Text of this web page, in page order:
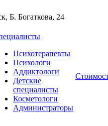
Б. Богаткова, 24
Психотерапевты
Психологи
Аддиктологи
Детские
специалисты
Косметологи
Администраторы